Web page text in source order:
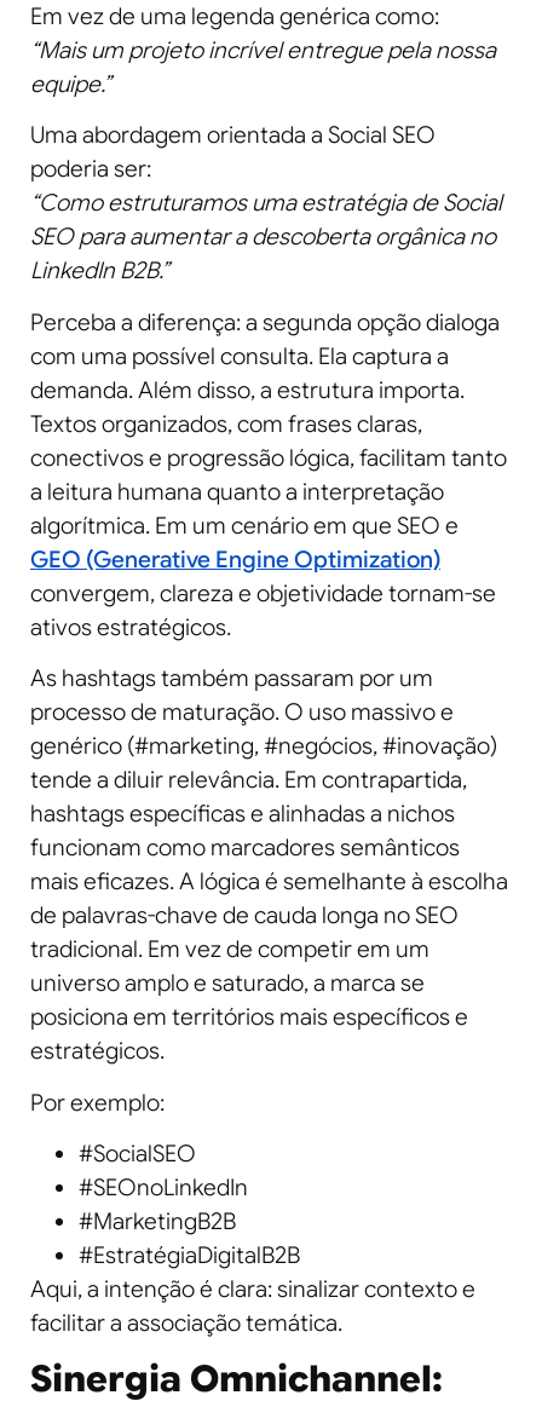
Em vez de uma legenda genérica como:
“Mais um projeto incrível entregue pela nossa
equipe.”
Uma abordagem orientada a Social SEO
poderia ser:
“Como estruturamos uma estratégia de Social
SEO para aumentar a descoberta orgânica no
LinkedIn B2B.”
Perceba a diferença: a segunda opção dialoga
com uma possível consulta. Ela captura a
demanda. Além disso, a estrutura importa.
Textos organizados, com frases claras,
conectivos e progressão lógica, facilitam tanto
a leitura humana quanto a interpretação
algorítmica. Em um cenário em que SEO e
GEO (Generative Engine Optimization)
convergem, clareza e objetividade tornam-se
ativos estratégicos.
As hashtags também passaram por um
processo de maturação. O uso massivo e
genérico (#marketing, #negócios, #inovação)
tende a diluir relevância. Em contrapartida,
hashtags específicas e alinhadas a nichos
funcionam como marcadores semânticos
mais eficazes. A lógica é semelhante à escolha
de palavras-chave de cauda longa no SEO
tradicional. Em vez de competir em um
universo amplo e saturado, a marca se
posiciona em territórios mais específicos e
estratégicos.
Por exemplo:
#SocialSEO
#SEOnoLinkedIn
#MarketingB2B
#EstratégiaDigitalB2B
Aqui, a intenção é clara: sinalizar contexto e
facilitar a associação temática.
Sinergia Omnichannel: